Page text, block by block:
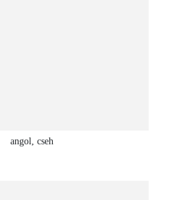
angol, cseh